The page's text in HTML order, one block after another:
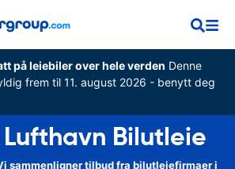
på leiebiler over hele verden Denne
frem til 11. august 2026 - benytt deg
Bilutleie
sammenligner tilbud fra bilutleiefirmaer i